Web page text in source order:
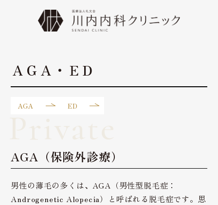
Private
ＡＧＡ・ＥＤ
AGA ED
AGA（保険外診療）
男性の薄毛の多くは、AGA（男性型脱毛症：
Androgenetic Alopecia）と呼ばれる脱毛症です。思